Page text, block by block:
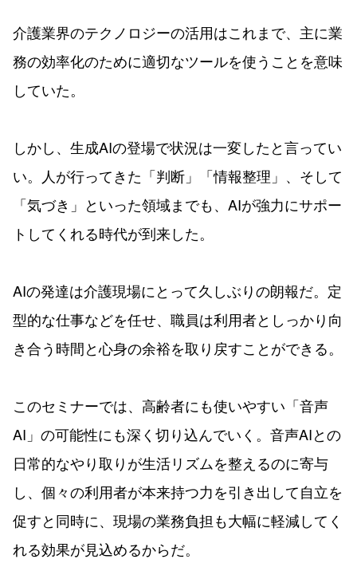
介護業界のテクノロジーの活用はこれまで、主に業
務の効率化のために適切なツールを使うことを意味
していた。
しかし、生成AIの登場で状況は一変したと言ってい
い。人が行ってきた「判断」「情報整理」、そして
「気づき」といった領域までも、AIが強力にサポー
トしてくれる時代が到来した。
AIの発達は介護現場にとって久しぶりの朗報だ。定
型的な仕事などを任せ、職員は利用者としっかり向
き合う時間と心身の余裕を取り戻すことができる。
このセミナーでは、高齢者にも使いやすい「音声
AI」の可能性にも深く切り込んでいく。音声AIとの
日常的なやり取りが生活リズムを整えるのに寄与
し、個々の利用者が本来持つ力を引き出して自立を
促すと同時に、現場の業務負担も大幅に軽減してく
れる効果が見込めるからだ。